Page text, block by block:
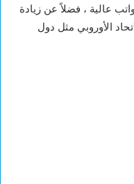
عالية ، فضلاً عن زيادة
الأوروبي مثل دول